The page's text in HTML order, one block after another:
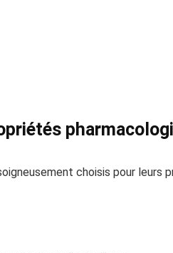
choisis pour leurs